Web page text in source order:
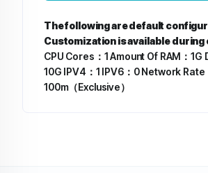
The following are default
Customization is available
CPU Cores：1Amount Of RAM：1G
10G IPV4：1 IPV6：0Network Rate
100m（Exclusive）